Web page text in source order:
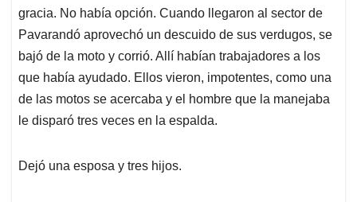
gracia. No había opción. Cuando llegaron al sector de
Pavarandó aprovechó un descuido de sus verdugos, se
bajó de la moto y corrió. Allí habían trabajadores a los
que había ayudado. Ellos vieron, impotentes, como una
de las motos se acercaba y el hombre que la manejaba
le disparó tres veces en la espalda.
Dejó una esposa y tres hijos.